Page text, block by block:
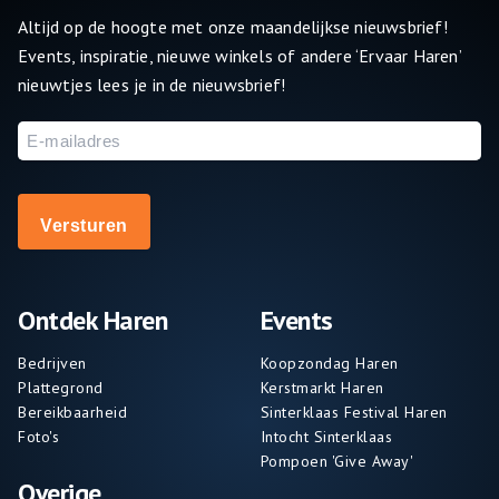
Ontdek Haren
Bedrijven
Plattegrond
Bereikbaarheid
Foto's
Events
Koopzondag Haren
Kerstmarkt Haren
Sinterklaas Festival Haren
Intocht Sinterklaas
Pompoen 'Give Away'
Altijd op de hoogte met onze maandelijkse nieuwsbrief!
Events, inspiratie, nieuwe winkels of andere ‘Ervaar Haren’
nieuwtjes lees je in de nieuwsbrief!
E-
mailadres